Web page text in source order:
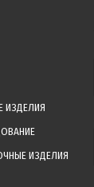
ИЗДЕЛИЯ
ИЗДЕЛИЯ